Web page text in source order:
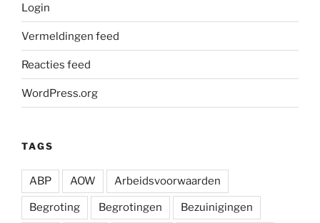
Login
Vermeldingen feed
Reacties feed
WordPress.org
TAGS
ABP AOW Arbeidsvoorwaarden
Begroting Begrotingen Bezuinigingen